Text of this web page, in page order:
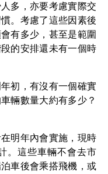
多，亦要考慮實際交
。考慮了這些因素後
有多少，甚至是範圍
的安排還未有一個時
初，有沒有一個確實
輛數量大約有多少？
明年內會實施，現時
。這些車輛不會去市
車後會乘搭飛機，或